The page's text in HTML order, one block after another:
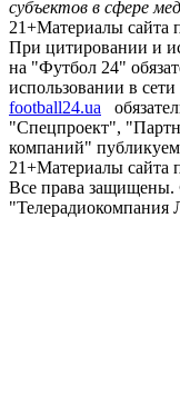
субъектов в сфере
21+Материалы сайта
При цитировании и
на "Футбол 24"
использовании в
football24.ua
"Спецпроект",
компаний"
21+Материалы сайта
Все права защищены.